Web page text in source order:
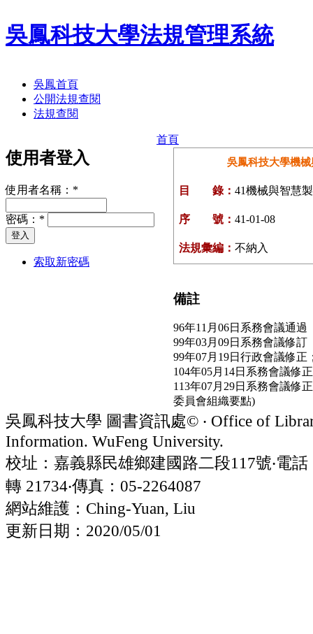
吳鳳科技大學法規管理系統
吳鳳首頁
公開法規查閱
法規查閱
使用者登入
使用者名稱： *
密碼： *
索取新密碼
首頁
吳鳳科技大學機
目 錄： 41機械與智慧
序 號： 41-01-08
法規彙編： 不納入
備註
96年11月06日系務會議通過
99年03月09日系務會議修訂
99年07月19日行政會議修正
104年05月14日系務會議修正
113年07月29日系務會議修
委員會組織要點)
吳鳳科技大學 圖書資訊處© ‧ Office of
Information. WuFeng University.
校址：嘉義縣民雄鄉建國路二段117號‧電話
轉 21734‧傳真：05-2264087
網站維護：Ching-Yuan, Liu
更新日期：2020/05/01